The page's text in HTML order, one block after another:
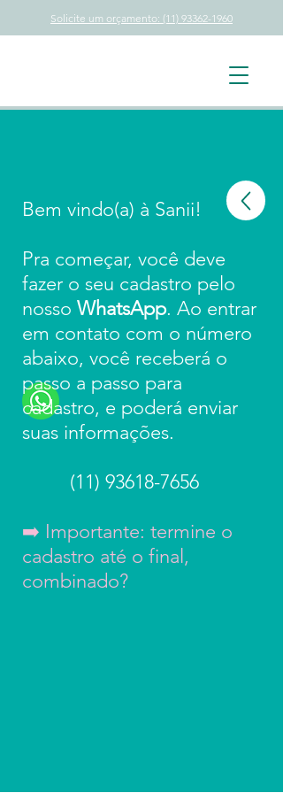
Solicite um orçamento: (11) 93362-1960
Bem vindo(a) à Sanii!
Pra começar, você deve
fazer o seu cadastro pelo
nosso WhatsApp. Ao entrar
em contato com o número
abaixo, você receberá o
passo a passo para
cadastro, e poderá enviar
suas informações.
(11) 93618-7656
➡️ Importante: termine o
cadastro até o final,
combinado?